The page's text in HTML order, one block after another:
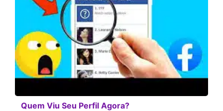
Quem Viu Seu Perfil Agora?